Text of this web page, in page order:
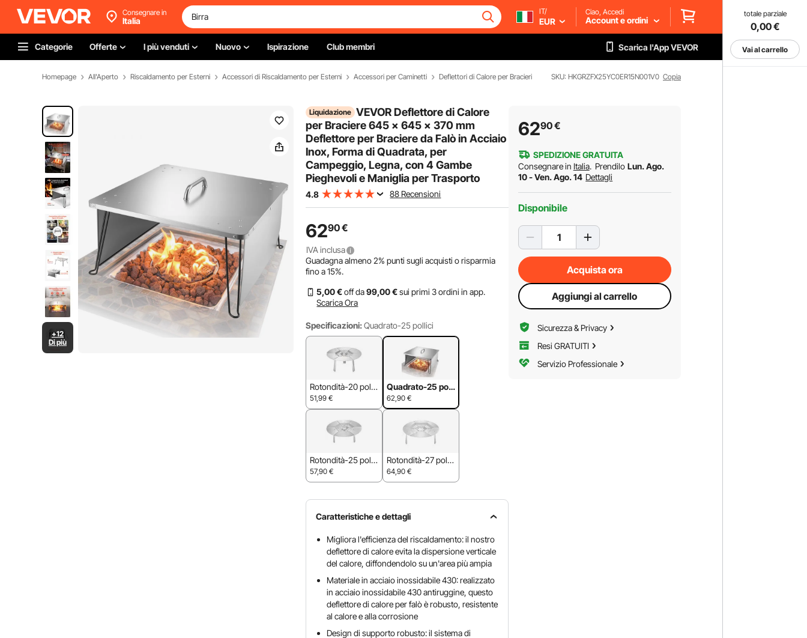
totale parziale
0,00€
Vai al carrello
Consegnare in
Italia
IT/
EUR
Ciao, Accedi
Account e ordini
Categorie Offerte I più venduti Nuovo Ispirazione Club membri Scarica l'App VEVOR
Homepage All'Aperto Riscaldamento per Esterni Accessori di Riscaldamento per Esterni Accessori per Caminetti Deflettori di Calore per Bracieri SKU: HKGRZFX25YC0ER15N001V0 Copia
+12
Di più
Liquidazione VEVOR Deflettore di Calore
per Braciere 645 x 645 x 370 mm
Deflettore per Braciere da Falò in Acciaio
Inox, Forma di Quadrata, per
Campeggio, Legna, con 4 Gambe
Pieghevoli e Maniglia per Trasporto
4.8 88 Recensioni
6290€
IVA inclusa
Guadagna almeno2% punti sugli acquisti o risparmia
fino a15%.
5,00 €off da99,00 €sui primi 3 ordini in app.
Scarica Ora
Specificazioni: Quadrato-25 pollici
Rotondità-20 polli
ci
51,99 €
Quadrato-25 polli
ci
62,90 €
Rotondità-25 polli
ci
57,90 €
Rotondità-27 pollic
i64,90 €
Caratteristiche e dettagli
Migliora l'efficienza del riscaldamento: il nostro
deflettore di calore evita la dispersione verticale
del calore, diffondendolo su un'area più ampia
Materiale in acciaio inossidabile 430: realizzato
in acciaio inossidabile 430 antiruggine, questo
deflettore di calore per falò è robusto, resistente
al calore e alla corrosione
Design di supporto robusto: il sistema di
6290€
SPEDIZIONE GRATUITA
Consegnare in Italia. Prendilo Lun. Ago.
10 - Ven. Ago. 14 Dettagli
Disponibile
Acquista ora
Aggiungi al carrello
Sicurezza & Privacy
Resi GRATUITI
Servizio Professionale